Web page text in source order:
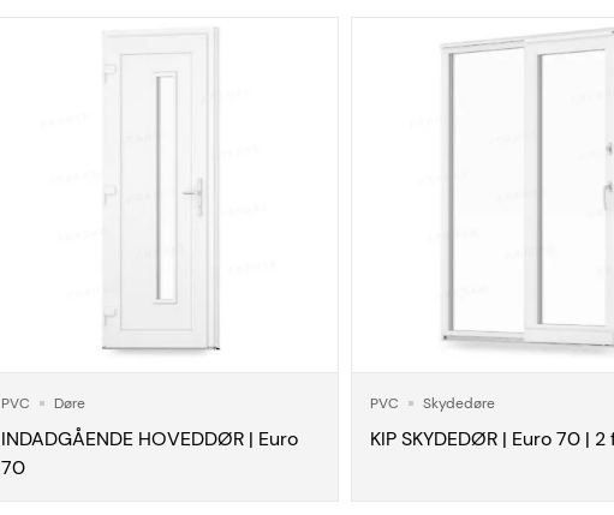
PVC Døre
INDADGÅENDE HOVEDDØR | Euro
70
PVC Skydedøre
KIP SKYDEDØR | Euro 70 |